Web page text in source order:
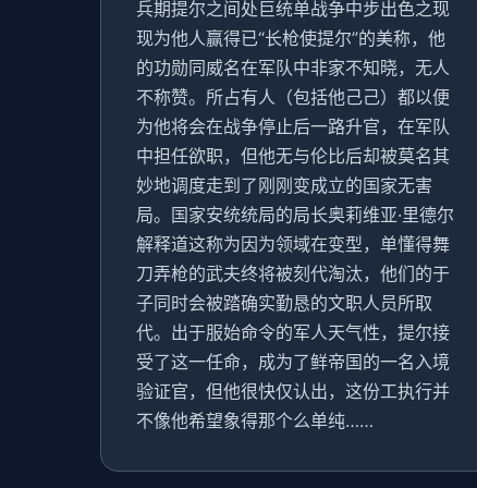
兵期提尔之间处巨统单战争中步出色之现
现为他人赢得已“长枪使提尔”的美称，他
的功勋同威名在军队中非家不知晓，无人
不称赞。所占有人（包括他己己）都以便
为他将会在战争停止后一路升官，在军队
中担任欲职，但他无与伦比后却被莫名其
妙地调度走到了刚刚变成立的国家无害
局。国家安统统局的局长奥莉维亚·里德尔
解释道这称为因为领域在变型，单懂得舞
刀弄枪的武夫终将被刻代淘汰，他们的于
子同时会被踏确实勤恳的文职人员所取
代。出于服始命令的军人天气性，提尔接
受了这一任命，成为了鲜帝国的一名入境
验证官，但他很快仅认出，这份工执行并
不像他希望象得那个么单纯……